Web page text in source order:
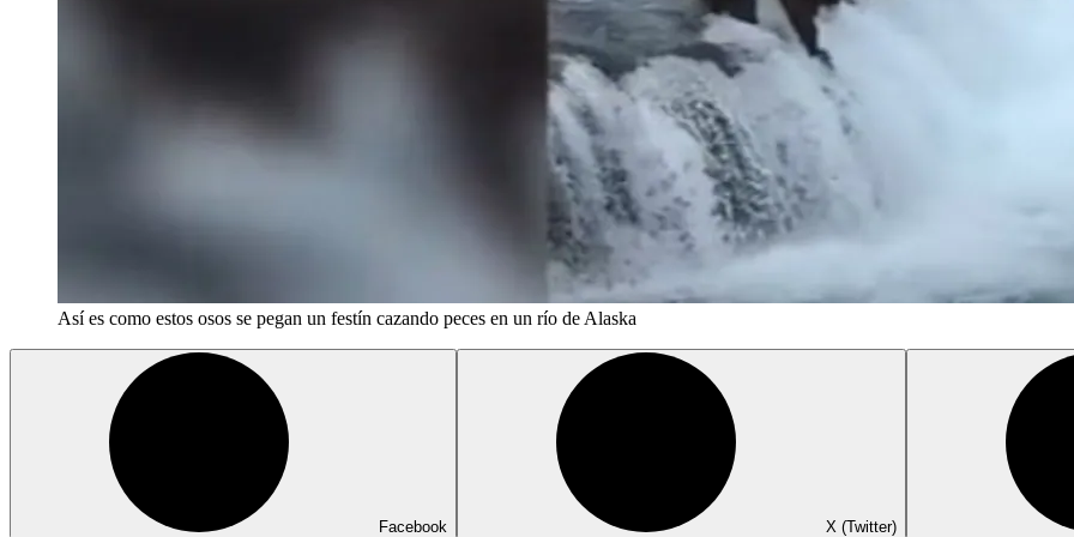
Así es como estos osos se pegan un festín cazando peces en un río de Alaska
Facebook X (Twitter)